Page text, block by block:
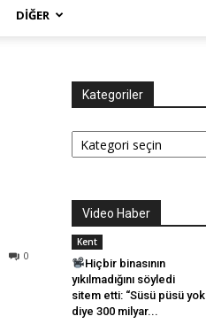
DIĞER
0
Kategoriler
Kategoriler
Video Haber
Kent
Hiçbir binasının
yıkılmadığını söyledi
sitem etti: “Süsü püsü yok
diye 300 milyar...